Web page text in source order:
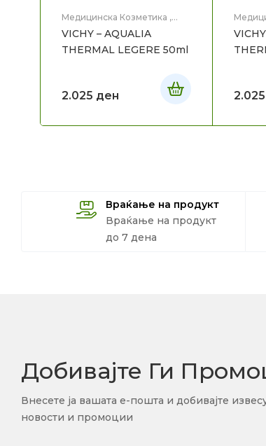
Медицинска Козметика ,
VICHY – AQUALIA
THERMAL LEGERE 50ml
2.025 ден 2.025
Враќање на продукт
Враќање на продукт
до 7 дена
Добивајте Ги
Внесете ја вашата е-пошта и добивајте
новости и промоции